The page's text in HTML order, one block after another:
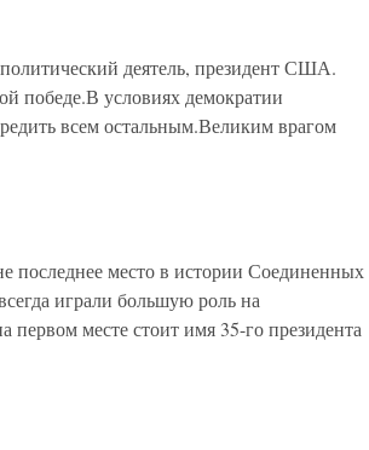
деятель, президент США.
победе.В условиях демократии
всем остальным.Великим врагом
место в истории Соединенных
играли большую роль на
месте стоит имя 35-го президента